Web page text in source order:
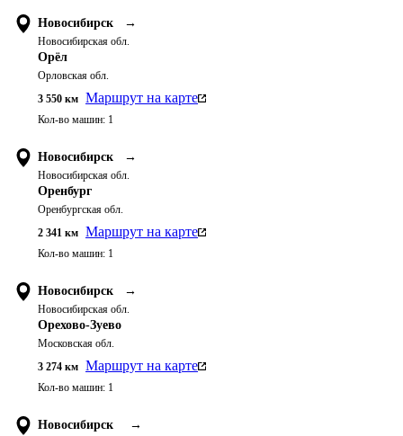
Новосибирск →
Новосибирская обл.
Орёл
Орловская обл.
3 550 км Маршрут на карте
Кол-во машин: 1
Новосибирск →
Новосибирская обл.
Оренбург
Оренбургская обл.
2 341 км Маршрут на карте
Кол-во машин: 1
Новосибирск →
Новосибирская обл.
Орехово-Зуево
Московская обл.
3 274 км Маршрут на карте
Кол-во машин: 1
Новосибирск →